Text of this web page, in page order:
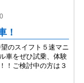
！
のスイフト５速マニ
車をぜひ試乗、体験
！ご検討中の方は３